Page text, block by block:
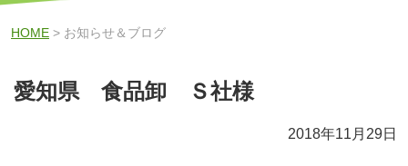
HOME > お知らせ＆ブログ
愛知県 食品卸 Ｓ社様
2018年11月29日